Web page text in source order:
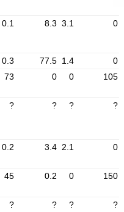
0.1 8.3 3.1 0
0.3 77.5 1.4
0
73 0 0 105
? ? ? ?
0.2 3.4 2.1 0
45 0.2 0 150
? ? ? ?